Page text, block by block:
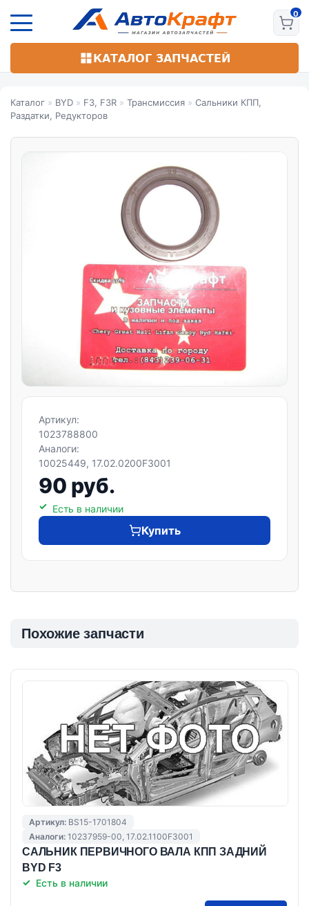
основному
КАТАЛОГ ЗАПЧАСТЕЙ
Каталог » BYD » F3, F3R » Трансмиссия » Сальники КПП,
Раздатки, Редукторов
Артикул:
1023788800
Аналоги:
10025449, 17.02.0200F3001
90 руб.
Есть в наличии
Купить
Похожие запчасти
Артикул: BS15-1701804
Аналоги: 10237959-00, 17.02.1100F3001
САЛЬНИК ПЕРВИЧНОГО ВАЛА КПП ЗАДНИЙ
BYD F3
Есть в наличии